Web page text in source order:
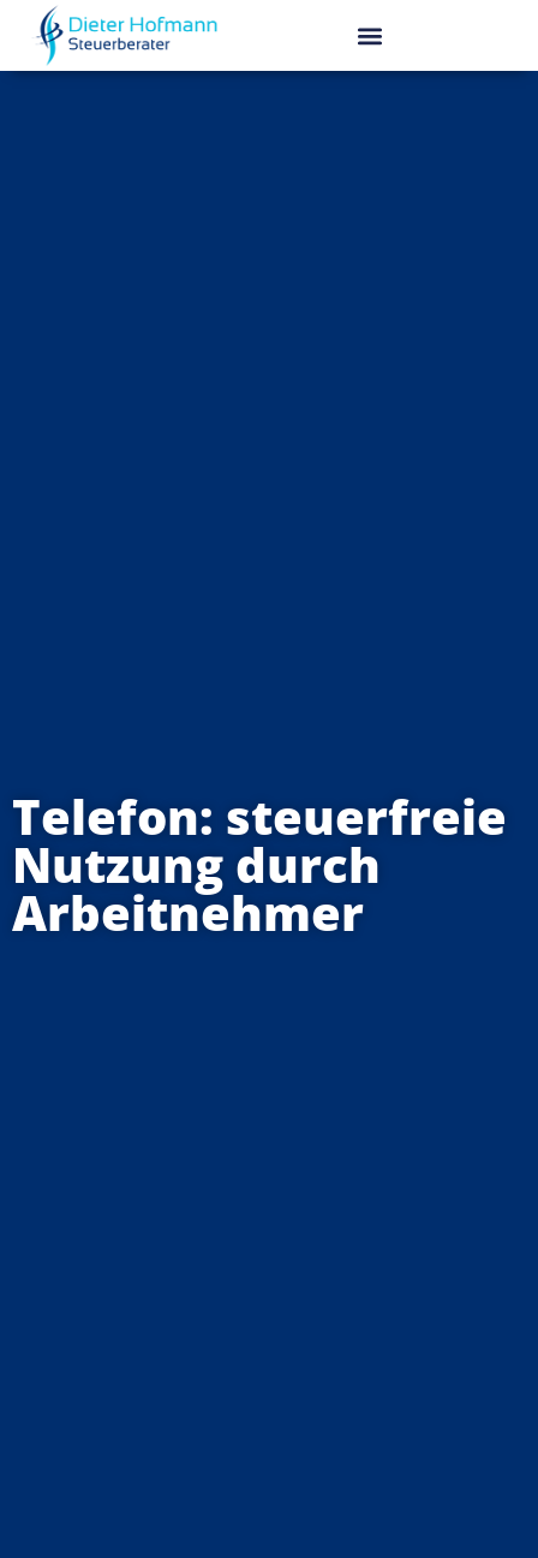
Telefon: steuerfreie
Nutzung durch
Arbeitnehmer